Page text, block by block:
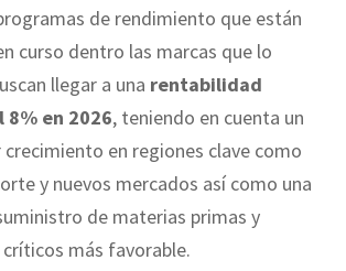
de rendimiento que están
curso dentro las marcas que lo
llegar a una rentabilidad
en 2026, teniendo en cuenta un
en regiones clave como
y nuevos mercados así como una
de materias primas y
más favorable.